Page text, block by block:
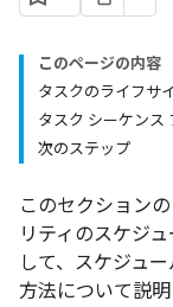
このページの内容
タスクのライフサ
タスク シーケンス
次のステップ
このセクション
リティのスケジ
して、スケジュ
方法について説